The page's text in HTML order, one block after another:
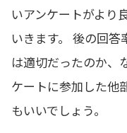
いアンケートがより
いきます。 後の回
は適切だったのか、
ケートに参加した他
もいいでしょう。